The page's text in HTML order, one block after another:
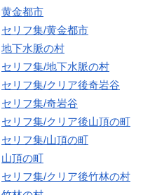
黄金都市
セリフ集/黄金都市
地下水脈の村
セリフ集/地下水脈の村
セリフ集/クリア後奇岩谷
セリフ集/奇岩谷
セリフ集/クリア後山頂の町
セリフ集/山頂の町
山頂の町
セリフ集/クリア後竹林の村